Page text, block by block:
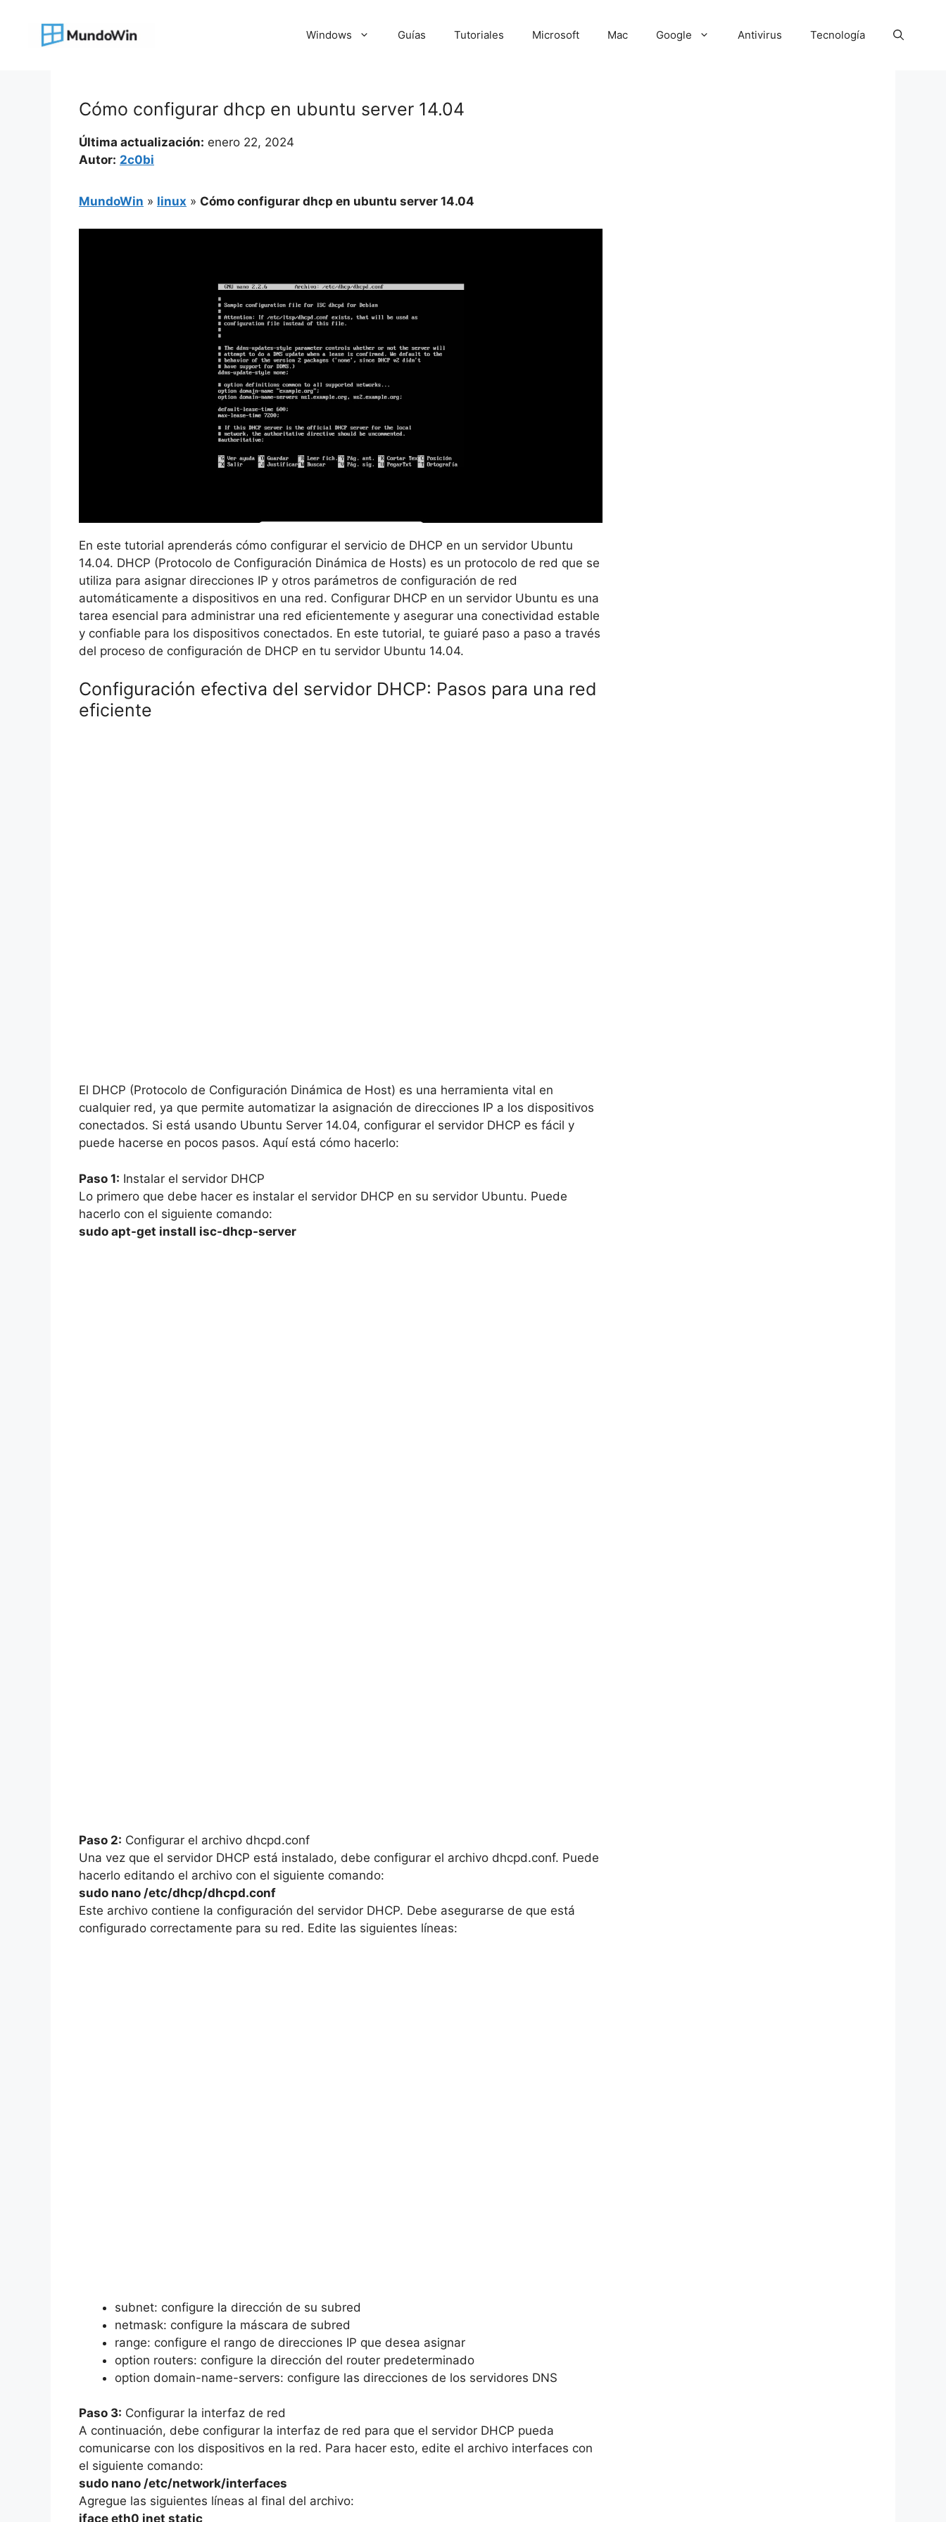
contenido
Windows Guías Tutoriales Microsoft Mac Google Antivirus Tecnología
Cómo configurar dhcp en ubuntu server 14.04
Última actualización: enero 22, 2024
Autor: 2c0bi
MundoWin » linux » Cómo configurar dhcp en ubuntu server 14.04
En este tutorial aprenderás cómo configurar el servicio de DHCP en un servidor Ubuntu
14.04. DHCP (Protocolo de Configuración Dinámica de Hosts) es un protocolo de red que se
utiliza para asignar direcciones IP y otros parámetros de configuración de red
automáticamente a dispositivos en una red. Configurar DHCP en un servidor Ubuntu es una
tarea esencial para administrar una red eficientemente y asegurar una conectividad estable
y confiable para los dispositivos conectados. En este tutorial, te guiaré paso a paso a través
del proceso de configuración de DHCP en tu servidor Ubuntu 14.04.
Configuración efectiva del servidor DHCP: Pasos para una red
eficiente
El DHCP (Protocolo de Configuración Dinámica de Host) es una herramienta vital en
cualquier red, ya que permite automatizar la asignación de direcciones IP a los dispositivos
conectados. Si está usando Ubuntu Server 14.04, configurar el servidor DHCP es fácil y
puede hacerse en pocos pasos. Aquí está cómo hacerlo:
Paso 1: Instalar el servidor DHCP
Lo primero que debe hacer es instalar el servidor DHCP en su servidor Ubuntu. Puede
hacerlo con el siguiente comando:
sudo apt-get install isc-dhcp-server
Paso 2: Configurar el archivo dhcpd.conf
Una vez que el servidor DHCP está instalado, debe configurar el archivo dhcpd.conf. Puede
hacerlo editando el archivo con el siguiente comando:
sudo nano /etc/dhcp/dhcpd.conf
Este archivo contiene la configuración del servidor DHCP. Debe asegurarse de que está
configurado correctamente para su red. Edite las siguientes líneas:
subnet: configure la dirección de su subred
netmask: configure la máscara de subred
range: configure el rango de direcciones IP que desea asignar
option routers: configure la dirección del router predeterminado
option domain-name-servers: configure las direcciones de los servidores DNS
Paso 3: Configurar la interfaz de red
A continuación, debe configurar la interfaz de red para que el servidor DHCP pueda
comunicarse con los dispositivos en la red. Para hacer esto, edite el archivo interfaces con
el siguiente comando:
sudo nano /etc/network/interfaces
Agregue las siguientes líneas al final del archivo:
iface eth0 inet static